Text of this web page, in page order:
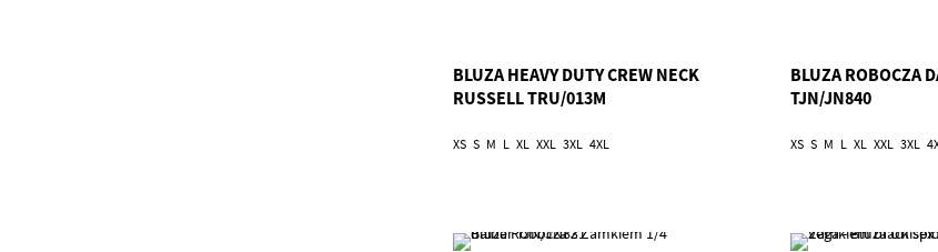
BLUZA HEAVY DUTY CREW NECK
RUSSELL TRU/013M
XS S M L XL XXL 3XL 4XL
BLUZA ROBOCZA
TJN/JN840
XS S M L XL XXL 3XL